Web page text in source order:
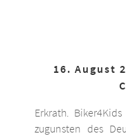
16. August
Erkrath.
zugunsten des